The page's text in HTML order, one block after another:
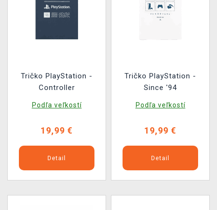
Tričko PlayStation -
Controller
Podľa veľkostí
19,99 €
Detail
Tričko PlayStation -
Since '94
Podľa veľkostí
19,99 €
Detail